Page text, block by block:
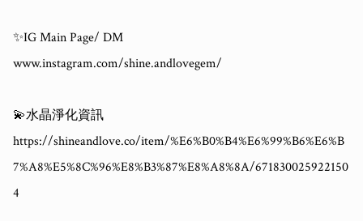
✨IG Main Page/ DM
www.instagram.com/shine.andlovegem/
💫水晶淨化資訊
https://shineandlove.co/item/%E6%B0%B4%E6%99%B6%E6%B
7%A8%E5%8C%96%E8%B3%87%E8%A8%8A/671830025922150
4